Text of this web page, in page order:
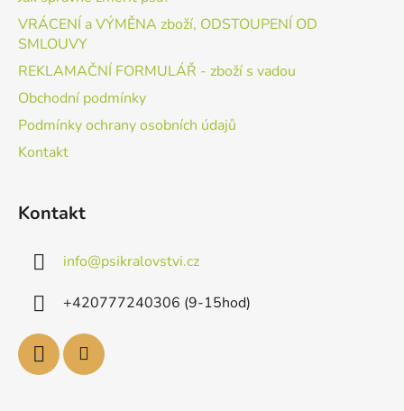
VRÁCENÍ a VÝMĚNA zboží, ODSTOUPENÍ OD
SMLOUVY
REKLAMAČNÍ FORMULÁŘ - zboží s vadou
Obchodní podmínky
Podmínky ochrany osobních údajů
Kontakt
Kontakt
info@psikralovstvi.cz
+420777240306 (9-15hod)